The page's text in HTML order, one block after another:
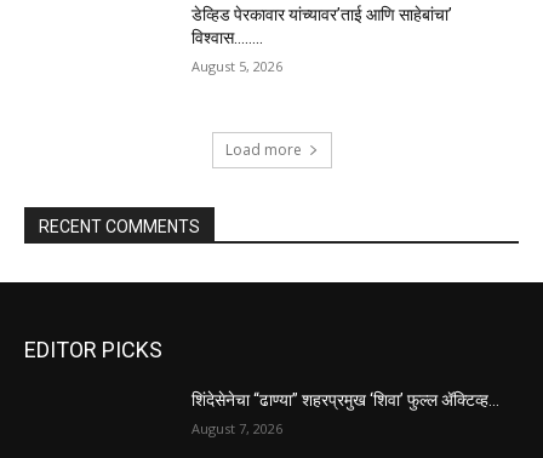
डेव्हिड पेरकावार यांच्यावर’ताई आणि साहेबांचा’
विश्वास……..
August 5, 2026
Load more
RECENT COMMENTS
EDITOR PICKS
शिंदेसेनेचा “ढाण्या” शहरप्रमुख ‘शिवा’ फुल्ल ॲक्टिव्ह…
August 7, 2026